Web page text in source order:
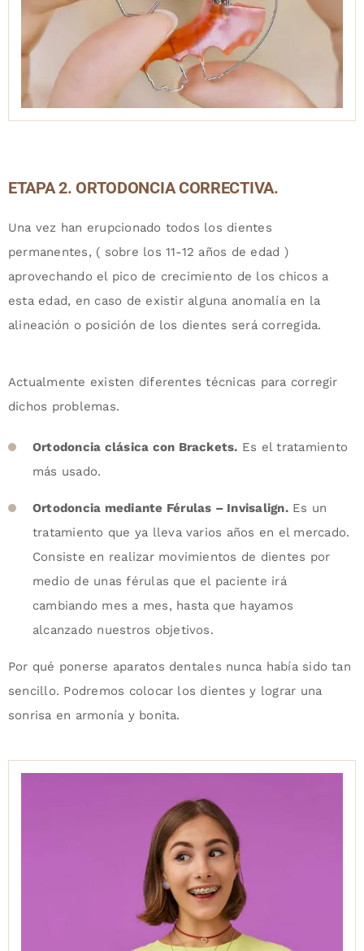
ETAPA 2. ORTODONCIA CORRECTIVA.
Una vez han erupcionado todos los dientes
permanentes, ( sobre los 11-12 años de edad )
aprovechando el pico de crecimiento de los chicos a
esta edad, en caso de existir alguna anomalía en la
alineación o posición de los dientes será corregida.
Actualmente existen diferentes técnicas para corregir
dichos problemas.
Ortodoncia clásica con Brackets. Es el tratamiento
más usado.
Ortodoncia mediante Férulas – Invisalign.Es un
tratamiento que ya lleva varios años en el mercado.
Consiste en realizar movimientos de dientes por
medio de unas férulas que el paciente irá
cambiando mes a mes, hasta que hayamos
alcanzado nuestros objetivos.
Por qué ponerse aparatos dentales nunca había sido tan
sencillo. Podremos colocar los dientes y lograr una
sonrisa en armonía y bonita.